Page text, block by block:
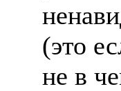
(это
не в